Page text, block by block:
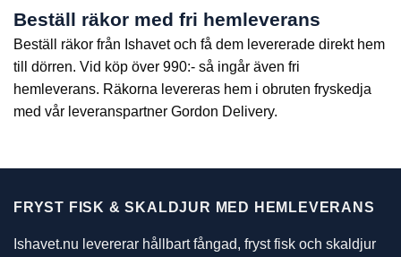
Beställ räkor med fri hemleverans
Beställ räkor från Ishavet och få dem levererade direkt hem
till dörren. Vid köp över 990:- så ingår även fri
hemleverans. Räkorna levereras hem i obruten fryskedja
med vår leveranspartner Gordon Delivery.
FRYST FISK & SKALDJUR MED HEMLEVERANS
Ishavet.nu levererar hållbart fångad, fryst fisk och skaldjur